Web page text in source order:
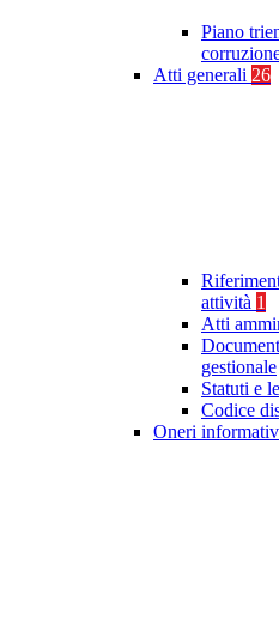
Piano
Atti generali 26
attività 1
Atti
gestionale
Statuti e
Codice
Oneri